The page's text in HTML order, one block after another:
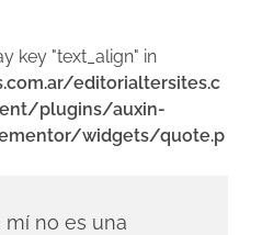
key "text_align" in
editorialtersites.c
plugins/auxin-
widgets/quote.p
mí no es una